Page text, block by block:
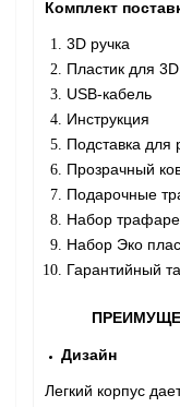
Комплект
3D ручка
Пластик для 3D
USB-кабель
Инструкция
Подставка для
Прозрачный
Подарочные
Набор
Набор Эко
Гарантийный
Дизайн
Легкий корпус